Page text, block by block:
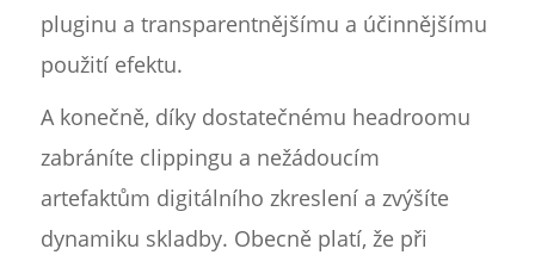
pluginu a transparentnějšímu a účinnějšímu
použití efektu.
A konečně, díky dostatečnému headroomu
zabráníte clippingu a nežádoucím
artefaktům digitálního zkreslení a zvýšíte
dynamiku skladby. Obecně platí, že při